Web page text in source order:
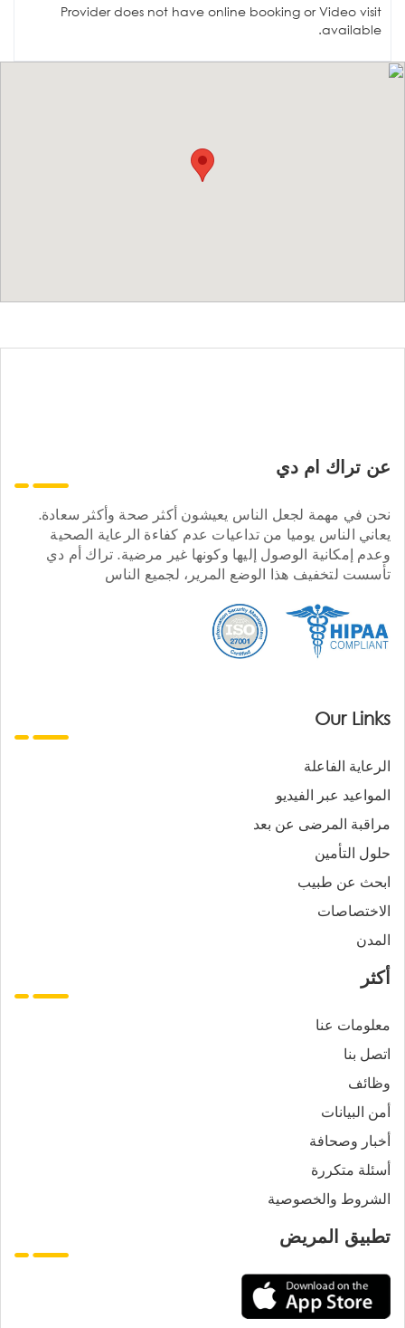
Provider does not have online booking or Video visit
available.
عن تراك ام دي
نحن في مهمة لجعل الناس يعيشون أكثر صحة وأكثر سعادة.
يعاني الناس يوميا من تداعيات عدم كفاءة الرعاية الصحية
وعدم إمكانية الوصول إليها وكونها غير مرضية. تراك أم دي
تأسست لتخفيف هذا الوضع المرير، لجميع الناس
Our Links
الرعاية الفاعلة
المواعيد عبر الفيديو
مراقبة المرضى عن بعد
حلول التأمين
ابحث عن طبيب
الاختصاصات
المدن
أكثر
معلومات عنا
اتصل بنا
وظائف
أمن البيانات
أخبار وصحافة
أسئلة متكررة
الشروط والخصوصية
تطبيق المريض